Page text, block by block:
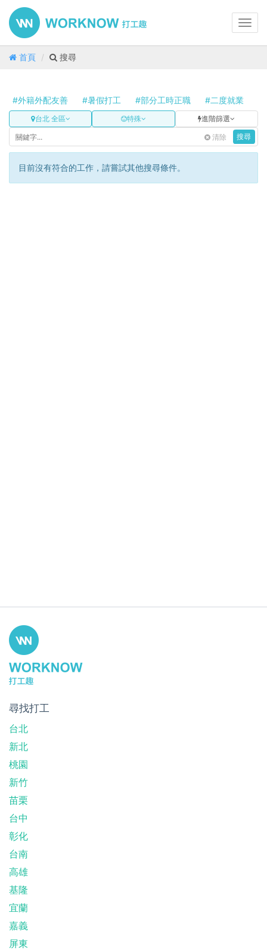
首頁 搜尋
#外籍外配友善 #暑假打工 #部分工時正職 #二度就業
台北 全區 特殊 進階篩選
清除 搜尋
目前沒有符合的工作，請嘗試其他搜尋條件。
尋找打工
台北
新北
桃園
新竹
苗栗
台中
彰化
台南
高雄
基隆
宜蘭
嘉義
屏東